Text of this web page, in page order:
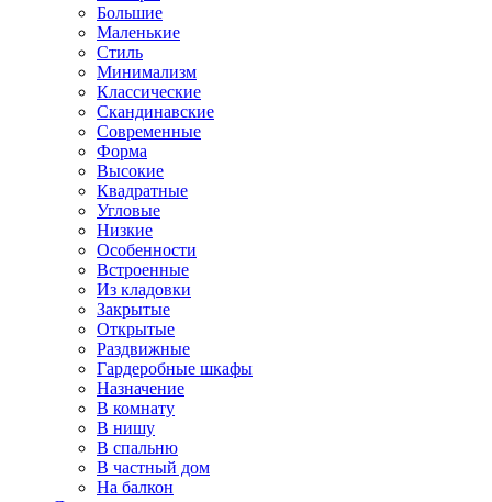
Большие
Маленькие
Стиль
Минимализм
Классические
Скандинавские
Современные
Форма
Высокие
Квадратные
Угловые
Низкие
Особенности
Встроенные
Из кладовки
Закрытые
Открытые
Раздвижные
Гардеробные шкафы
Назначение
В комнату
В нишу
В спальню
В частный дом
На балкон